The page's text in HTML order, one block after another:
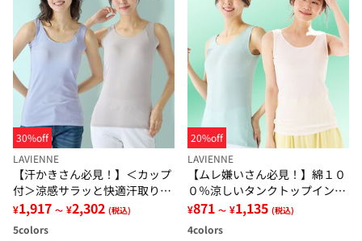
30%off
LAVIENNE
【汗かきさん必見！】＜カップ
付＞涼感サラッと快適汗取りタ
ンクトップインナー＜さらりラ
ボ＞
¥1,917 ～ ¥2,302 (税込)
5colors
20%off
LAVIENNE
【ムレ嫌いさん必見！】綿１０
０％涼しいタンクトップインナ
ー＜さらりラボ＞
¥871 ～ ¥1,135 (税込)
4colors